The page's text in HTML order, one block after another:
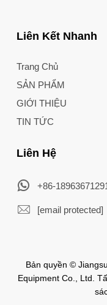
Liên Kết Nhanh
Trang Chủ
SẢN PHẨM
GIỚI THIỆU
TIN TỨC
Liên Hệ
+86-
[email protected]
Bản quyền ©
Equipment Co., Ltd.